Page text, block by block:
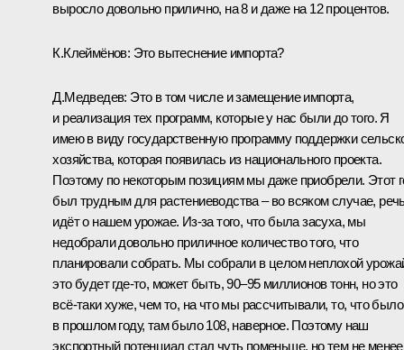
выросло довольно прилично, на 8 и даже на 12 процентов.
К.Клеймёнов: Это вытеснение импорта?
Д.Медведев: Это в том числе и замещение импорта,
и реализация тех программ, которые у нас были до того. Я
имею в виду государственную программу поддержки
хозяйства, которая появилась из национального проекта.
Поэтому по некоторым позициям мы даже приобрели. Этот
был трудным для растениеводства – во всяком случае,
идёт о нашем урожае. Из‑за того, что была засуха, мы
недобрали довольно приличное количество того, что
планировали собрать. Мы собрали в целом неплохой
это будет где‑то, может быть, 90–95 миллионов тонн, но это
всё‑таки хуже, чем то, на что мы рассчитывали, то, что было
в прошлом году, там было 108, наверное. Поэтому наш
экспортный потенциал стал чуть поменьше, но тем не